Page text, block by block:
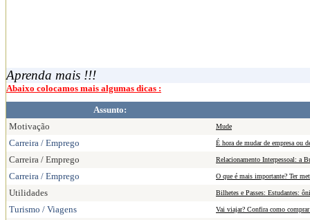
Aprenda mais !!!
Abaixo colocamos mais algumas dicas :
Assunto:
Motivação
Mude
Carreira / Emprego É hora de mudar de empresa ou
Carreira / Emprego Relacionamento Interpessoal: a
Carreira / Emprego O que é mais importante? Ter
Utilidades Bilhetes e Passes: Estudantes:
Turismo / Viagens Vai viajar? Confira como comprar